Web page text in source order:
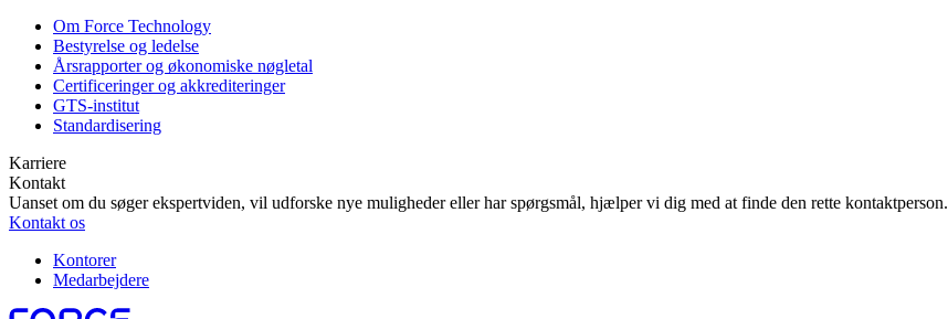
Om Force Technology
Bestyrelse og ledelse
Årsrapporter og økonomiske nøgletal
Certificeringer og akkrediteringer
GTS-institut
Standardisering
Karriere
Kontakt
Uanset om du søger ekspertviden, vil udforske nye muligheder eller har spørgsmål, hjælper vi dig med at finde den rette kontaktperson.
Kontakt os
Kontorer
Medarbejdere